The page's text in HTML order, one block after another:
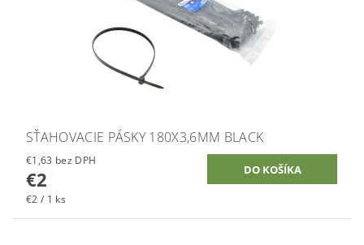
SŤAHOVACIE PÁSKY 180X3,6MM BLACK
€1,63 bez DPH
€2
€2 / 1 ks